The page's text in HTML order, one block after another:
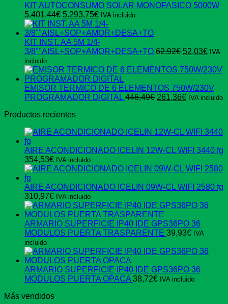
era:
es:
KIT AUTOCONSUMO SOLAR MONOFASICO 5000W
5.401,44€ El
precio
original
era:
5.401,44€.
5.293,75€El
precio
actual
es:
5.293,75€.
IVA incluido
KIT INST. AA 5M 1/4-
3/8""AISL+SOP+AMOR+DESA+TO 62,92€ El
original
62,92€.
52,03€ElIVA
incluido
EMISOR TERMICO DE 6 ELEMENTOS 750W/230V
PROGRAMADOR DIGITAL 446,49€ El
446,49€.
261,36€El
261,36€.
IVA incluido
Productos recientes
AIRE ACONDICIONADO ICELIN 12W-CL WIFI 3440 fg
354,53€ IVA incluido
AIRE ACONDICIONADO ICELIN 09W-CL WIFI 2580 fg
310,97€ IVA incluido
ARMARIO SUPERFICIE IP40 IDE GPS36PO 36
MODULOS PUERTA TRASPARENTE 39,93€ IVA
incluido
ARMARIO SUPERFICIE IP40 IDE GPS36PO 36
MODULOS PUERTA OPACA 38,72€ IVA incluido
Más vendidos